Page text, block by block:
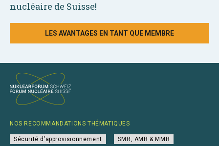
nucléaire de Suisse!
LES AVANTAGES EN TANT QUE MEMBRE
NOS RECOMMANDATIONS THÉMATIQUES
Sécurité d’approvisionnement SMR, AMR & MMR